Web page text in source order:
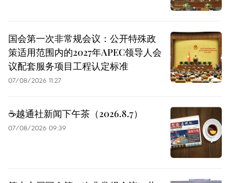
国会第一次非常规会议：公开特殊政
策适用范围内的2027年APEC领导人会
议配套服务项目工程认定标准
07/08/2026 11:27
☕️越通社新闻下午茶（2026.8.7）
07/08/2026 09:39